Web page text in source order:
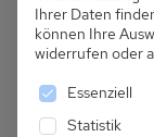
Ihrer Daten
können Ihre
widerrufen oder
Es folgt eine
Essenziell
Statistik